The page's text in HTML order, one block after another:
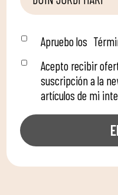
Apruebo los
Acepto recibir
suscripción a la
artículos de mi